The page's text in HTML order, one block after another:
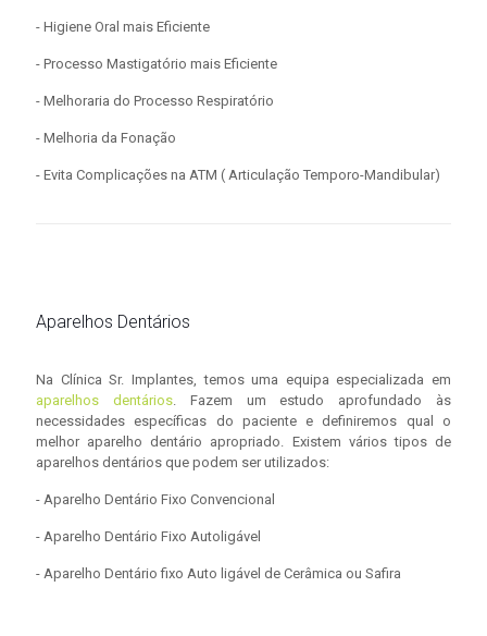
- Higiene Oral mais Eficiente
- Processo Mastigatório mais Eficiente
- Melhoraria do Processo Respiratório
- Melhoria da Fonação
- Evita Complicações na ATM ( Articulação Temporo-Mandibular)
Aparelhos Dentários
Na Clínica Sr. Implantes, temos uma equipa especializada em
aparelhos dentários. Fazem um estudo aprofundado às
necessidades específicas do paciente e definiremos qual o
melhor aparelho dentário apropriado. Existem vários tipos de
aparelhos dentários que podem ser utilizados:
- Aparelho Dentário Fixo Convencional
- Aparelho Dentário Fixo Autoligável
- Aparelho Dentário fixo Auto ligável de Cerâmica ou Safira